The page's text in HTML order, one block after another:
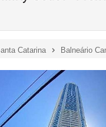
Catarina Balneário